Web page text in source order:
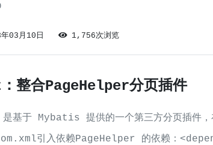
03月10日 1,756次浏览
整合PageHelper分页插件
基于 Mybatis 提供的一个第三方分页插件
引入依赖PageHelper 的依赖：